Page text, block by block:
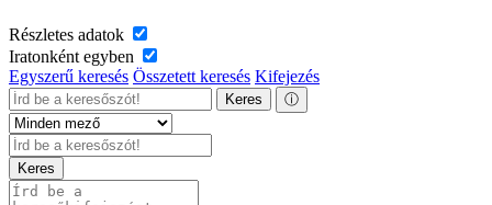
Részletes adatok
Iratonként egyben
Egyszerű keresés Összetett keresés Kifejezés
Keres ⓘ
Keres